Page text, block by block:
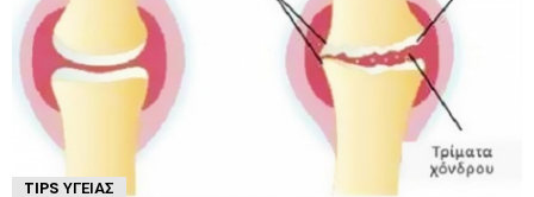
TIPS ΥΓΕΊΑΣ